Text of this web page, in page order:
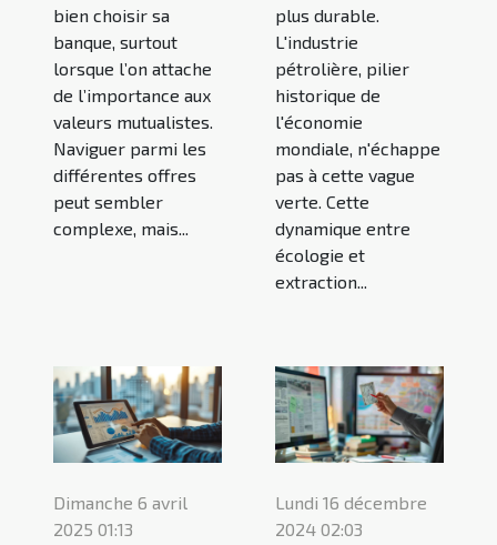
bien choisir sa
banque, surtout
lorsque l’on attache
de l’importance aux
valeurs mutualistes.
Naviguer parmi les
différentes offres
peut sembler
complexe, mais...
plus durable.
L'industrie
pétrolière, pilier
historique de
l'économie
mondiale, n'échappe
pas à cette vague
verte. Cette
dynamique entre
écologie et
extraction...
Dimanche 6 avril
2025 01:13
Lundi 16 décembre
2024 02:03